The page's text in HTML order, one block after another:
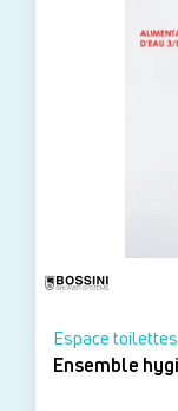
Espace toilettes